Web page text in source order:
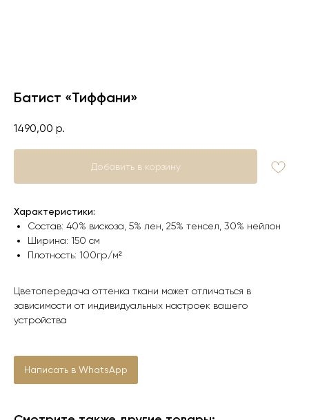
Батист «Тиффани»
1490,00 р.
Добавить в корзину
Характеристики:
Состав: 40% вискоза, 5% лен, 25% тенсел, 30% нейлон
Ширина: 150 см
Плотность: 100гр/м²
Цветопередача оттенка ткани может отличаться в
зависимости от индивидуальных настроек вашего
устройства
Написать в WhatsApp